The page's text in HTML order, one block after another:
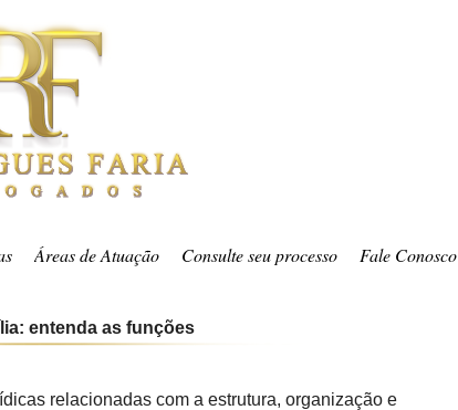
Áreas de Atuação Consulte seu processo Fale Conosco
entenda as funções
relacionadas com a estrutura, organização e